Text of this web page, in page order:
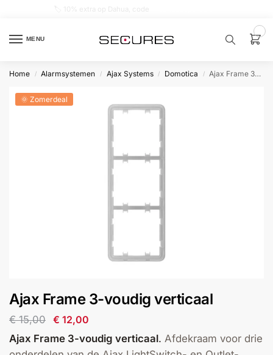
MENU
product…
Alarmsystemen
Camera's
Home / Alarmsystemen / Ajax Systems / Domotica / Ajax Frame 3-voudig verticaal
🌞 Zomerdeal
Ajax Frame 3-voudig verticaal
€15,00 € 12,00
Ajax Frame 3-voudig verticaal. Afdekraam voor drie